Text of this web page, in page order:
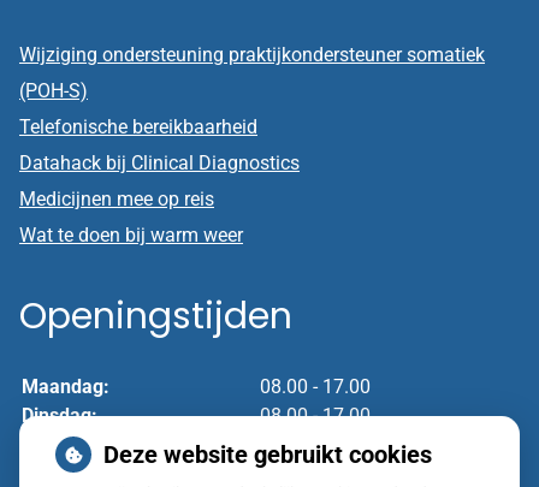
Wijziging ondersteuning praktijkondersteuner somatiek
(POH-S)
Telefonische bereikbaarheid
Datahack bij Clinical Diagnostics
Medicijnen mee op reis
Wat te doen bij warm weer
Openingstijden
Maandag:
08.00 - 17.00
Dinsdag:
08.00 - 17.00
Woensdag:
08.00 - 17.00
Donderdag:
08.00 - 17.00
Deze website gebruikt cookies